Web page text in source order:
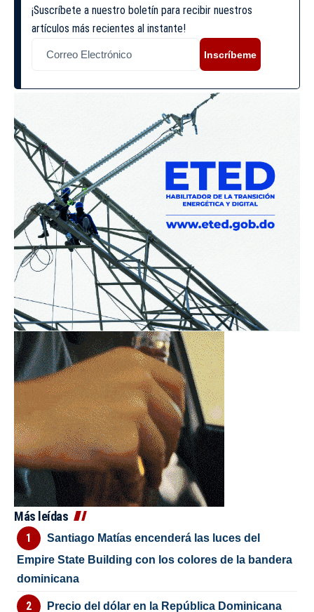
¡Suscríbete a nuestro boletín para recibir nuestros
artículos más recientes al instante!
Inscríbeme
Más leídas
Santiago Matías encenderá las luces del
Empire State Building con los colores de la bandera
dominicana
Precio del dólar en la República Dominicana